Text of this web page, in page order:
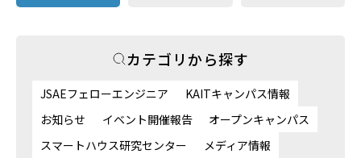
カテゴリから探す
JSAEフェローエンジニア
KAITキャンパス情報
お知らせ
イベント開催報告
オープンキャンパス
スマートハウス研究センター
メディア情報